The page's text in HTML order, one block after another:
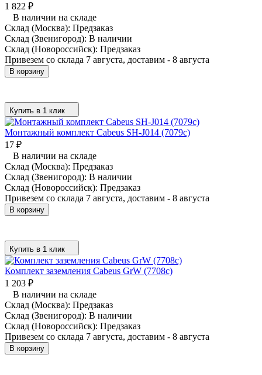
1 822 ₽
В наличии на складе
Склад (Москва): Предзаказ
Склад (Звенигород): В наличии
Склад (Новороссийск): Предзаказ
Привезем со склада 7 августа, доставим - 8 августа
В корзину
Купить в 1 клик
Монтажный комплект Cabeus SH-J014 (7079c)
17 ₽
В наличии на складе
Склад (Москва): Предзаказ
Склад (Звенигород): В наличии
Склад (Новороссийск): Предзаказ
Привезем со склада 7 августа, доставим - 8 августа
В корзину
Купить в 1 клик
Комплект заземления Cabeus GrW (7708c)
1 203 ₽
В наличии на складе
Склад (Москва): Предзаказ
Склад (Звенигород): В наличии
Склад (Новороссийск): Предзаказ
Привезем со склада 7 августа, доставим - 8 августа
В корзину